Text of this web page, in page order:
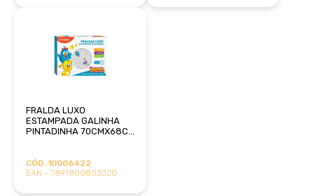
FRALDA LUXO
ESTAMPADA GALINHA
PINTADINHA 70CMX68CM
CÓD. 10006422
EAN - 7891800803020